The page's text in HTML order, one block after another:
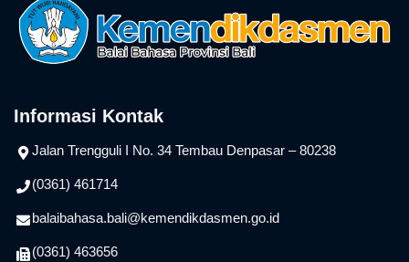
Informasi Kontak
Jalan Trengguli I No. 34 Tembau Denpasar – 80238
(0361) 461714
balaibahasa.bali@kemendikdasmen.go.id
(0361) 463656